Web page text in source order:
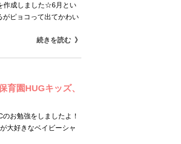
作成しました☆6月とい
がピョコって出てかわい
続きを読む
育園HUGキッズ、
お勉強をしましたよ！
大好きなベイビーシャ